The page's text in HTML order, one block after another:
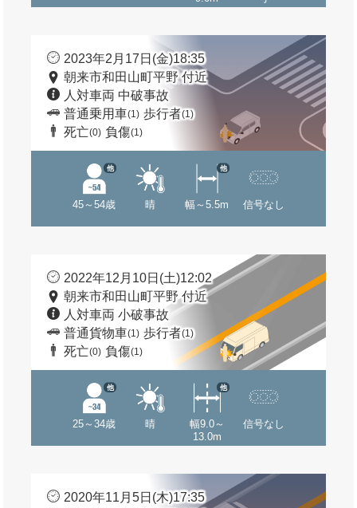
2023年2月17日(金)18:35
朝来市和田山町平野 付近
人対車両 中破事故
普通乗用車(1) 歩行者(1)
死亡(0) 負傷(1)
45～54歳
他
晴 幅～5.5m
他
信号なし
2022年12月10日(土)12:02
朝来市和田山町平野 付近
人対車両 小破事故
普通貨物車(1) 歩行者(1)
死亡(0) 負傷(1)
25～34歳
他
晴
幅9.0～
13.0m
他
信号なし
2020年11月5日(木)17:35